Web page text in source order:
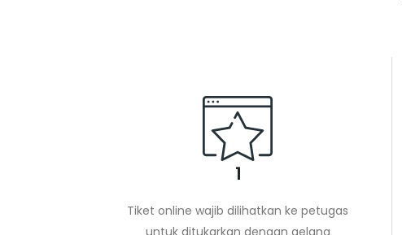
1
Tiket online wajib dilihatkan ke petugas
untuk ditukarkan dengan gelang